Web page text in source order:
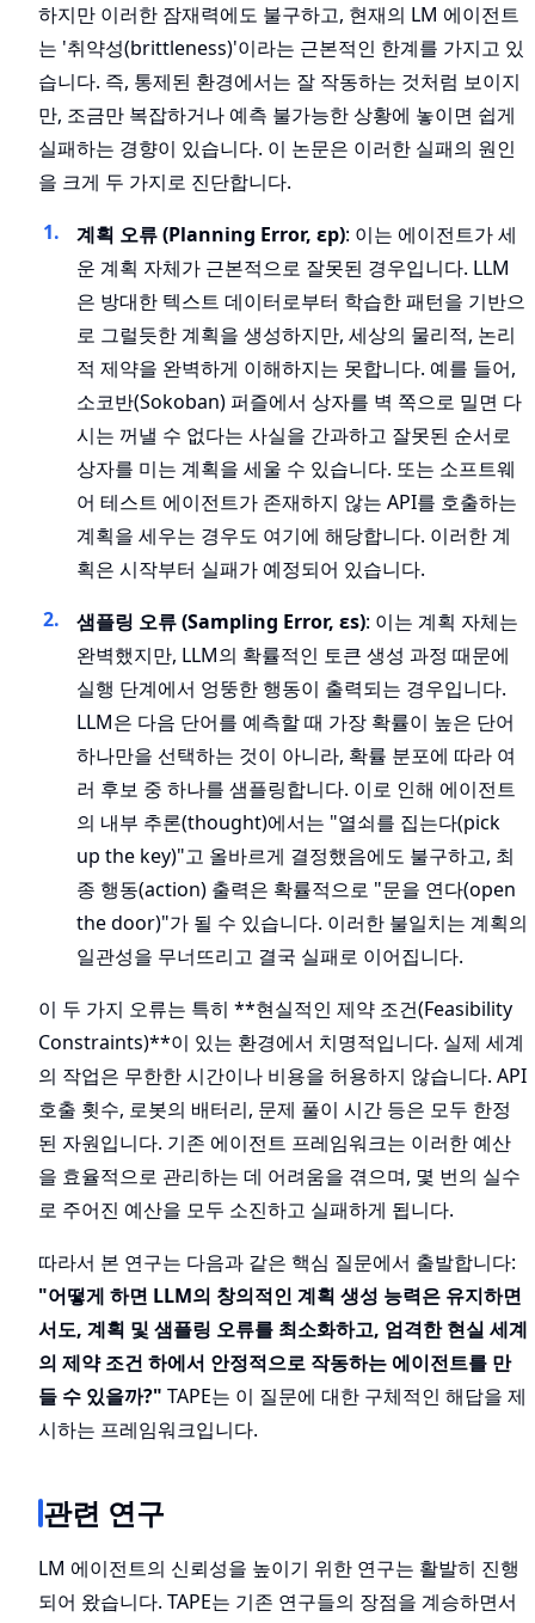
하지만 이러한 잠재력에도 불구하고, 현재의 LM 에이전트
는 '취약성(brittleness)'이라는 근본적인 한계를 가지고 있
습니다. 즉, 통제된 환경에서는 잘 작동하는 것처럼 보이지
만, 조금만 복잡하거나 예측 불가능한 상황에 놓이면 쉽게
실패하는 경향이 있습니다. 이 논문은 이러한 실패의 원인
을 크게 두 가지로 진단합니다.
계획 오류 (Planning Error, εp): 이는 에이전트가 세
운 계획 자체가 근본적으로 잘못된 경우입니다. LLM
은 방대한 텍스트 데이터로부터 학습한 패턴을 기반으
로 그럴듯한 계획을 생성하지만, 세상의 물리적, 논리
적 제약을 완벽하게 이해하지는 못합니다. 예를 들어,
소코반(Sokoban) 퍼즐에서 상자를 벽 쪽으로 밀면 다
시는 꺼낼 수 없다는 사실을 간과하고 잘못된 순서로
상자를 미는 계획을 세울 수 있습니다. 또는 소프트웨
어 테스트 에이전트가 존재하지 않는 API를 호출하는
계획을 세우는 경우도 여기에 해당합니다. 이러한 계
획은 시작부터 실패가 예정되어 있습니다.
샘플링 오류 (Sampling Error, εs): 이는 계획 자체는
완벽했지만, LLM의 확률적인 토큰 생성 과정 때문에
실행 단계에서 엉뚱한 행동이 출력되는 경우입니다.
LLM은 다음 단어를 예측할 때 가장 확률이 높은 단어
하나만을 선택하는 것이 아니라, 확률 분포에 따라 여
러 후보 중 하나를 샘플링합니다. 이로 인해 에이전트
의 내부 추론(thought)에서는 "열쇠를 집는다(pick
up the key)"고 올바르게 결정했음에도 불구하고, 최
종 행동(action) 출력은 확률적으로 "문을 연다(open
the door)"가 될 수 있습니다. 이러한 불일치는 계획의
일관성을 무너뜨리고 결국 실패로 이어집니다.
이 두 가지 오류는 특히 **현실적인 제약 조건(Feasibility
Constraints)**이 있는 환경에서 치명적입니다. 실제 세계
의 작업은 무한한 시간이나 비용을 허용하지 않습니다. API
호출 횟수, 로봇의 배터리, 문제 풀이 시간 등은 모두 한정
된 자원입니다. 기존 에이전트 프레임워크는 이러한 예산
을 효율적으로 관리하는 데 어려움을 겪으며, 몇 번의 실수
로 주어진 예산을 모두 소진하고 실패하게 됩니다.
따라서 본 연구는 다음과 같은 핵심 질문에서 출발합니다:
"어떻게 하면 LLM의 창의적인 계획 생성 능력은 유지하면
서도, 계획 및 샘플링 오류를 최소화하고, 엄격한 현실 세계
의 제약 조건 하에서 안정적으로 작동하는 에이전트를 만
들 수 있을까?" TAPE는 이 질문에 대한 구체적인 해답을 제
시하는 프레임워크입니다.
관련 연구
LM 에이전트의 신뢰성을 높이기 위한 연구는 활발히 진행
되어 왔습니다. TAPE는 기존 연구들의 장점을 계승하면서